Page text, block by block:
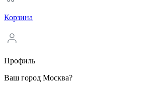
Корзина
Профиль
Ваш город Москва?